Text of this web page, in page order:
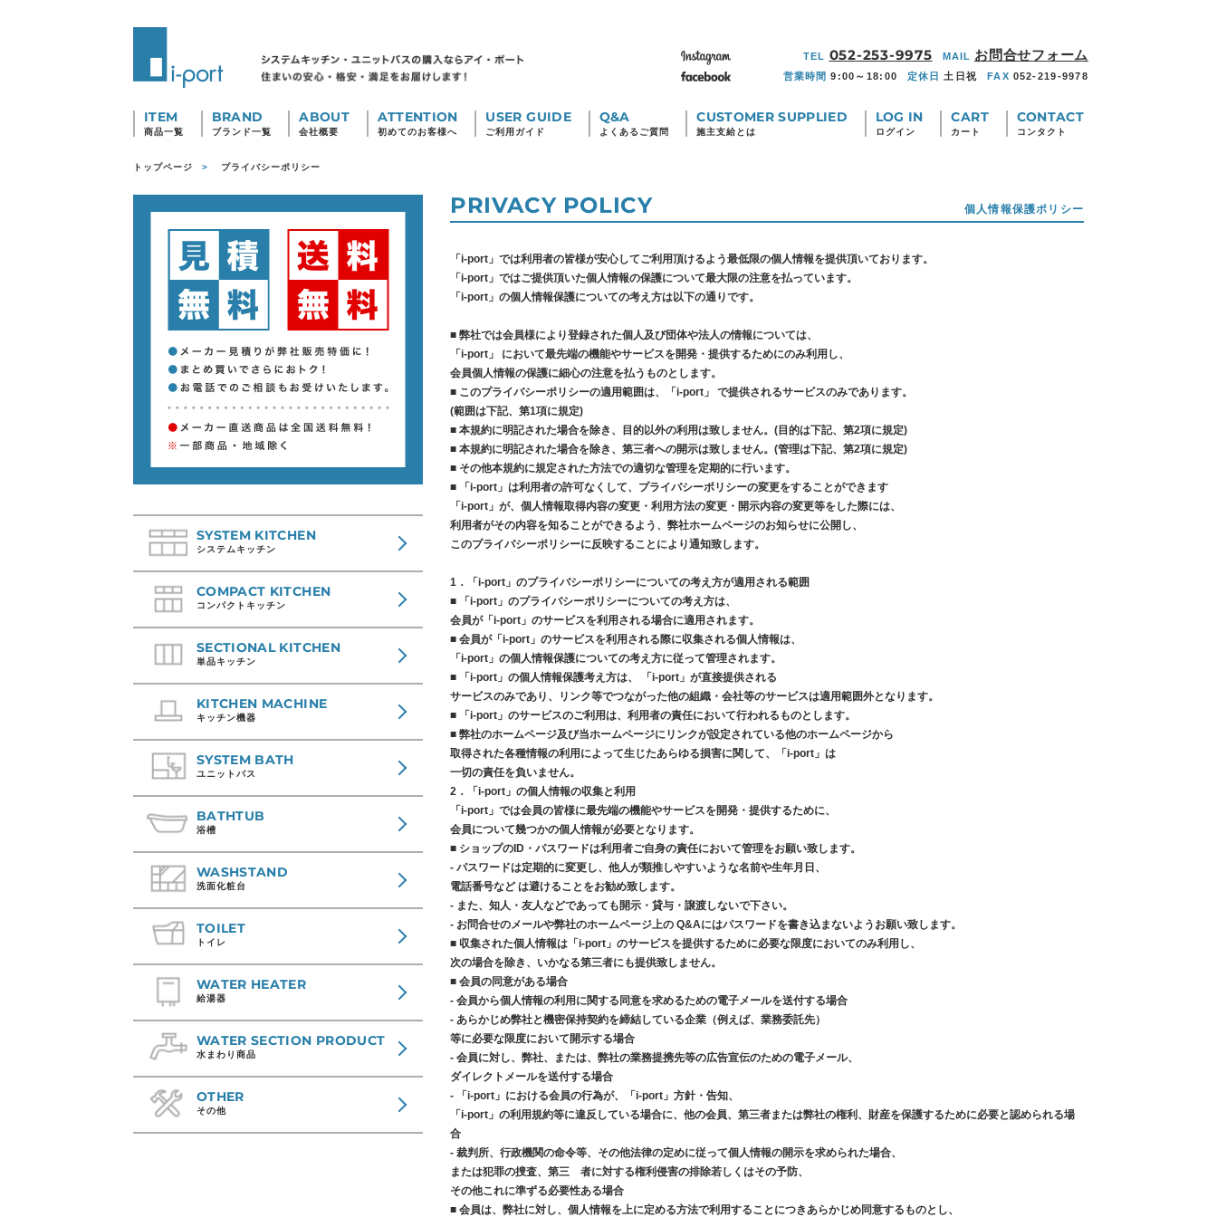
TEL 052-253-9975 MAIL お問合せフォーム
営業時間 9:00～18:00 定休日 土日祝 FAX 052-219-9978
ITEM
商品一覧
BRAND
ブランド一覧
ABOUT
会社概要
ATTENTION
初めてのお客様へ
USER GUIDE
ご利用ガイド
Q&A
よくあるご質問
CUSTOMER SUPPLIED
施主支給とは
LOG IN
ログイン
CART
カート
CONTACT
コンタクト
トップページ プライバシーポリシー
SYSTEM KITCHEN
システムキッチン
COMPACT KITCHEN
コンパクトキッチン
SECTIONAL KITCHEN
単品キッチン
KITCHEN MACHINE
キッチン機器
SYSTEM BATH
ユニットバス
BATHTUB
浴槽
WASHSTAND
洗面化粧台
TOILET
トイレ
WATER HEATER
給湯器
WATER SECTION PRODUCT
水まわり商品
OTHER
その他
PRIVACY POLICY 個人情報保護ポリシー
「i-port」では利用者の皆様が安心してご利用頂けるよう最低限の個人情報を提供頂いております。
「i-port」ではご提供頂いた個人情報の保護について最大限の注意を払っています。
「i-port」の個人情報保護についての考え方は以下の通りです。
■ 弊社では会員様により登録された個人及び団体や法人の情報については、
「i-port」 において最先端の機能やサービスを開発・提供するためにのみ利用し、
会員個人情報の保護に細心の注意を払うものとします。
■ このプライバシーポリシーの適用範囲は、「i-port」 で提供されるサービスのみであります。
(範囲は下記、第1項に規定)
■ 本規約に明記された場合を除き、目的以外の利用は致しません。(目的は下記、第2項に規定)
■ 本規約に明記された場合を除き、第三者への開示は致しません。(管理は下記、第2項に規定)
■ その他本規約に規定された方法での適切な管理を定期的に行います。
■ 「i-port」は利用者の許可なくして、プライバシーポリシーの変更をすることができます
「i-port」が、個人情報取得内容の変更・利用方法の変更・開示内容の変更等をした際には、
利用者がその内容を知ることができるよう、弊社ホームページのお知らせに公開し、
このプライバシーポリシーに反映することにより通知致します。
1．「i-port」のプライバシーポリシーについての考え方が適用される範囲
■ 「i-port」のプライバシーポリシーについての考え方は、
会員が「i-port」のサービスを利用される場合に適用されます。
■ 会員が「i-port」のサービスを利用される際に収集される個人情報は、
「i-port」の個人情報保護についての考え方に従って管理されます。
■ 「i-port」の個人情報保護考え方は、 「i-port」が直接提供される
サービスのみであり、リンク等でつながった他の組織・会社等のサービスは適用範囲外となります。
■ 「i-port」のサービスのご利用は、利用者の責任において行われるものとします。
■ 弊社のホームページ及び当ホームページにリンクが設定されている他のホームページから
取得された各種情報の利用によって生じたあらゆる損害に関して、「i-port」は
一切の責任を負いません。
2．「i-port」の個人情報の収集と利用
「i-port」では会員の皆様に最先端の機能やサービスを開発・提供するために、
会員について幾つかの個人情報が必要となります。
■ ショップのID・パスワードは利用者ご自身の責任において管理をお願い致します。
- パスワードは定期的に変更し、他人が類推しやすいような名前や生年月日、
電話番号など は避けることをお勧め致します。
- また、知人・友人などであっても開示・貸与・譲渡しないで下さい。
- お問合せのメールや弊社のホームページ上の Q&Aにはパスワードを書き込まないようお願い致します。
■ 収集された個人情報は「i-port」のサービスを提供するために必要な限度においてのみ利用し、
次の場合を除き、いかなる第三者にも提供致しません。
■ 会員の同意がある場合
- 会員から個人情報の利用に関する同意を求めるための電子メールを送付する場合
- あらかじめ弊社と機密保持契約を締結している企業（例えば、業務委託先）
等に必要な限度において開示する場合
- 会員に対し、弊社、または、弊社の業務提携先等の広告宣伝のための電子メール、
ダイレクトメールを送付する場合
- 「i-port」における会員の行為が、「i-port」方針・告知、
「i-port」の利用規約等に違反している場合に、他の会員、第三者または弊社の権利、財産を保護するために必要と認められる場
合
- 裁判所、行政機関の命令等、その他法律の定めに従って個人情報の開示を求められた場合、
または犯罪の捜査、第三 者に対する権利侵害の排除若しくはその予防、
その他これに準ずる必要性ある場合
■ 会員は、弊社に対し、個人情報を上に定める方法で利用することにつきあらかじめ同意するものとし、